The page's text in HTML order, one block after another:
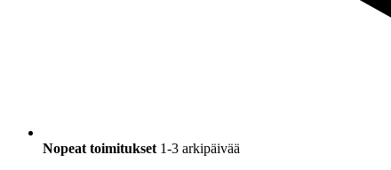
Nopeat toimitukset 1-3 arkipäivää